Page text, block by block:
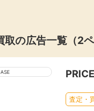
取の広告一覧（2
査定・